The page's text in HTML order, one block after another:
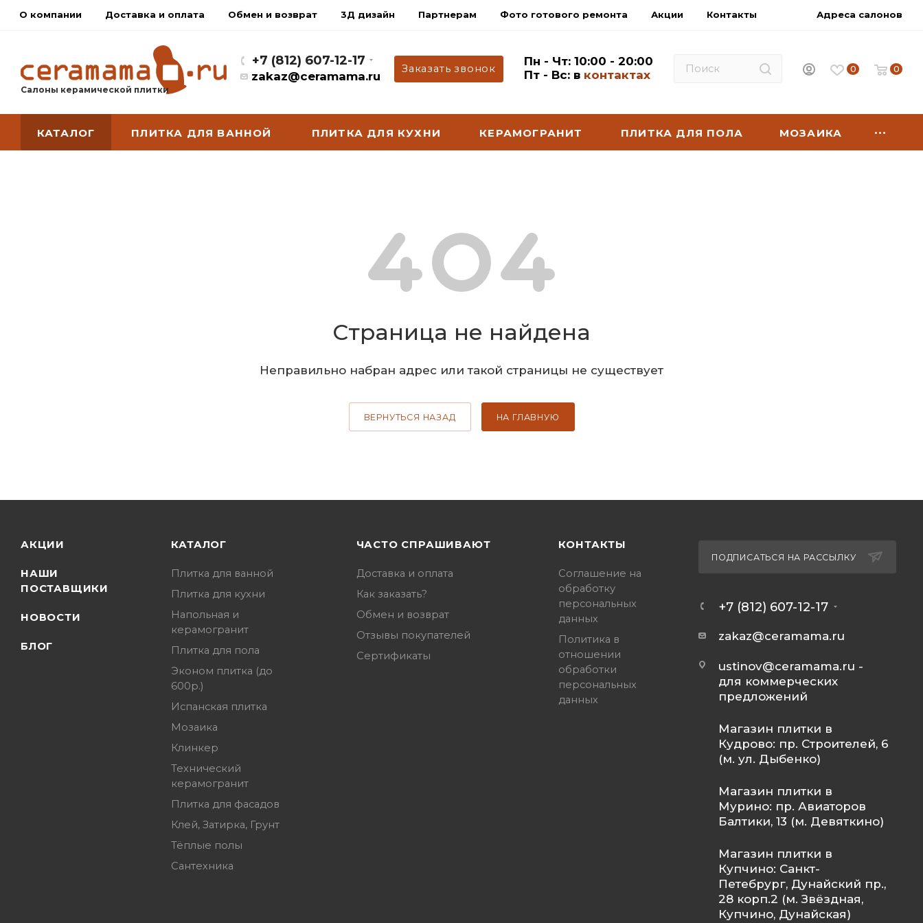
О компании Доставка и оплата Обмен и возврат 3Д дизайн Партнерам Фото готового ремонта Акции Контакты Адреса салонов
Салоны керамической плитки
+7 (812) 607-12-17
zakaz@ceramama.ru
Заказать звонок
Пн - Чт: 10:00 - 20:00
Пт - Вс: в контактах 0 0
КАТАЛОГ ПЛИТКА ДЛЯ ВАННОЙ ПЛИТКА ДЛЯ КУХНИ КЕРАМОГРАНИТ ПЛИТКА ДЛЯ ПОЛА МОЗАИКА
Страница не найдена
Неправильно набран адрес или такой страницы не существует
ВЕРНУТЬСЯ НАЗАД НА ГЛАВНУЮ
АКЦИИ
НАШИ
ПОСТАВЩИКИ
НОВОСТИ
БЛОГ
КАТАЛОГ
Плитка для ванной
Плитка для кухни
Напольная и
керамогранит
Плитка для пола
Эконом плитка (до
600р.)
Испанская плитка
Мозаика
Клинкер
Технический
керамогранит
Плитка для фасадов
Клей, Затирка, Грунт
Тёплые полы
Сантехника
ЧАСТО СПРАШИВАЮТ
Доставка и оплата
Как заказать?
Обмен и возврат
Отзывы покупателей
Сертификаты
КОНТАКТЫ
Соглашение на
обработку
персональных
данных
Политика в
отношении
обработки
персональных
данных
ПОДПИСАТЬСЯ НА РАССЫЛКУ
+7 (812) 607-12-17
zakaz@ceramama.ru
ustinov@ceramama.ru -
для коммерческих
предложений
Магазин плитки в
Кудрово: пр. Строителей, 6
(м. ул. Дыбенко)
Магазин плитки в
Мурино: пр. Авиаторов
Балтики, 13 (м. Девяткино)
Магазин плитки в
Купчино: Санкт-
Петебрург, Дунайский пр.,
28 корп.2 (м. Звёздная,
Купчино, Дунайская)